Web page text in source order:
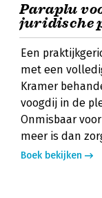
Paraplu
juridische
Een
met een
Kramer
voogdij in de
Onmisbaar
meer is dan
Boek bekijken